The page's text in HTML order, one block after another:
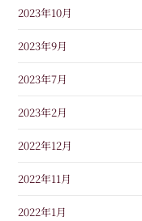
2023年10月
2023年9月
2023年7月
2023年2月
2022年12月
2022年11月
2022年1月